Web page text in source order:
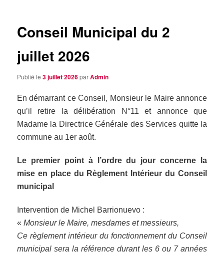
Conseil Municipal du 2
juillet 2026
Publié le3 juillet 2026parAdmin
En démarrant ce Conseil, Monsieur le Maire annonce
qu’il retire la délibération N°11 et annonce que
Madame la Directrice Générale des Services quitte la
commune au 1er août.
Le premier point à l’ordre du jour concerne la
mise en place du Règlement Intérieur du Conseil
municipal
Intervention de Michel Barrionuevo :
«Monsieur le Maire, mesdames et messieurs,
Ce règlement intérieur du fonctionnement du Conseil
municipal sera la référence durant les 6 ou 7 années